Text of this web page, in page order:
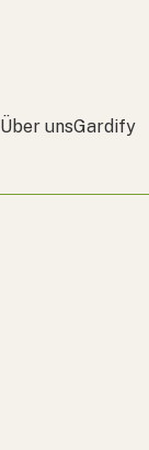
Über unsGardify